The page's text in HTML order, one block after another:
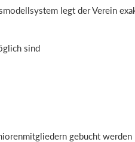
legt der Verein
sind
gebucht werden